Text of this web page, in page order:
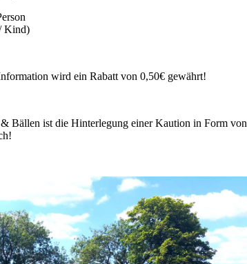
wird ein Rabatt von 0,50€ gewährt!
Bällen ist die Hinterlegung einer Kaution in Form von